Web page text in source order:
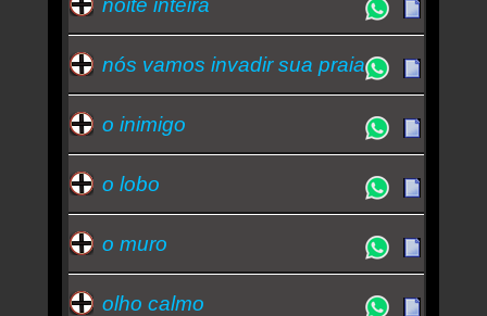
noite inteira
nós vamos invadir sua praia
o inimigo
o lobo
o muro
olho calmo